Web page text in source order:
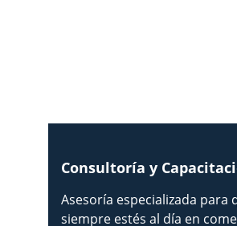
Asesoría especializada para
siempre estés al día en
Consultoría y